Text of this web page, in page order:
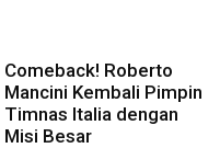
Comeback! Roberto
Mancini Kembali Pimpin
Timnas Italia dengan
Misi Besar